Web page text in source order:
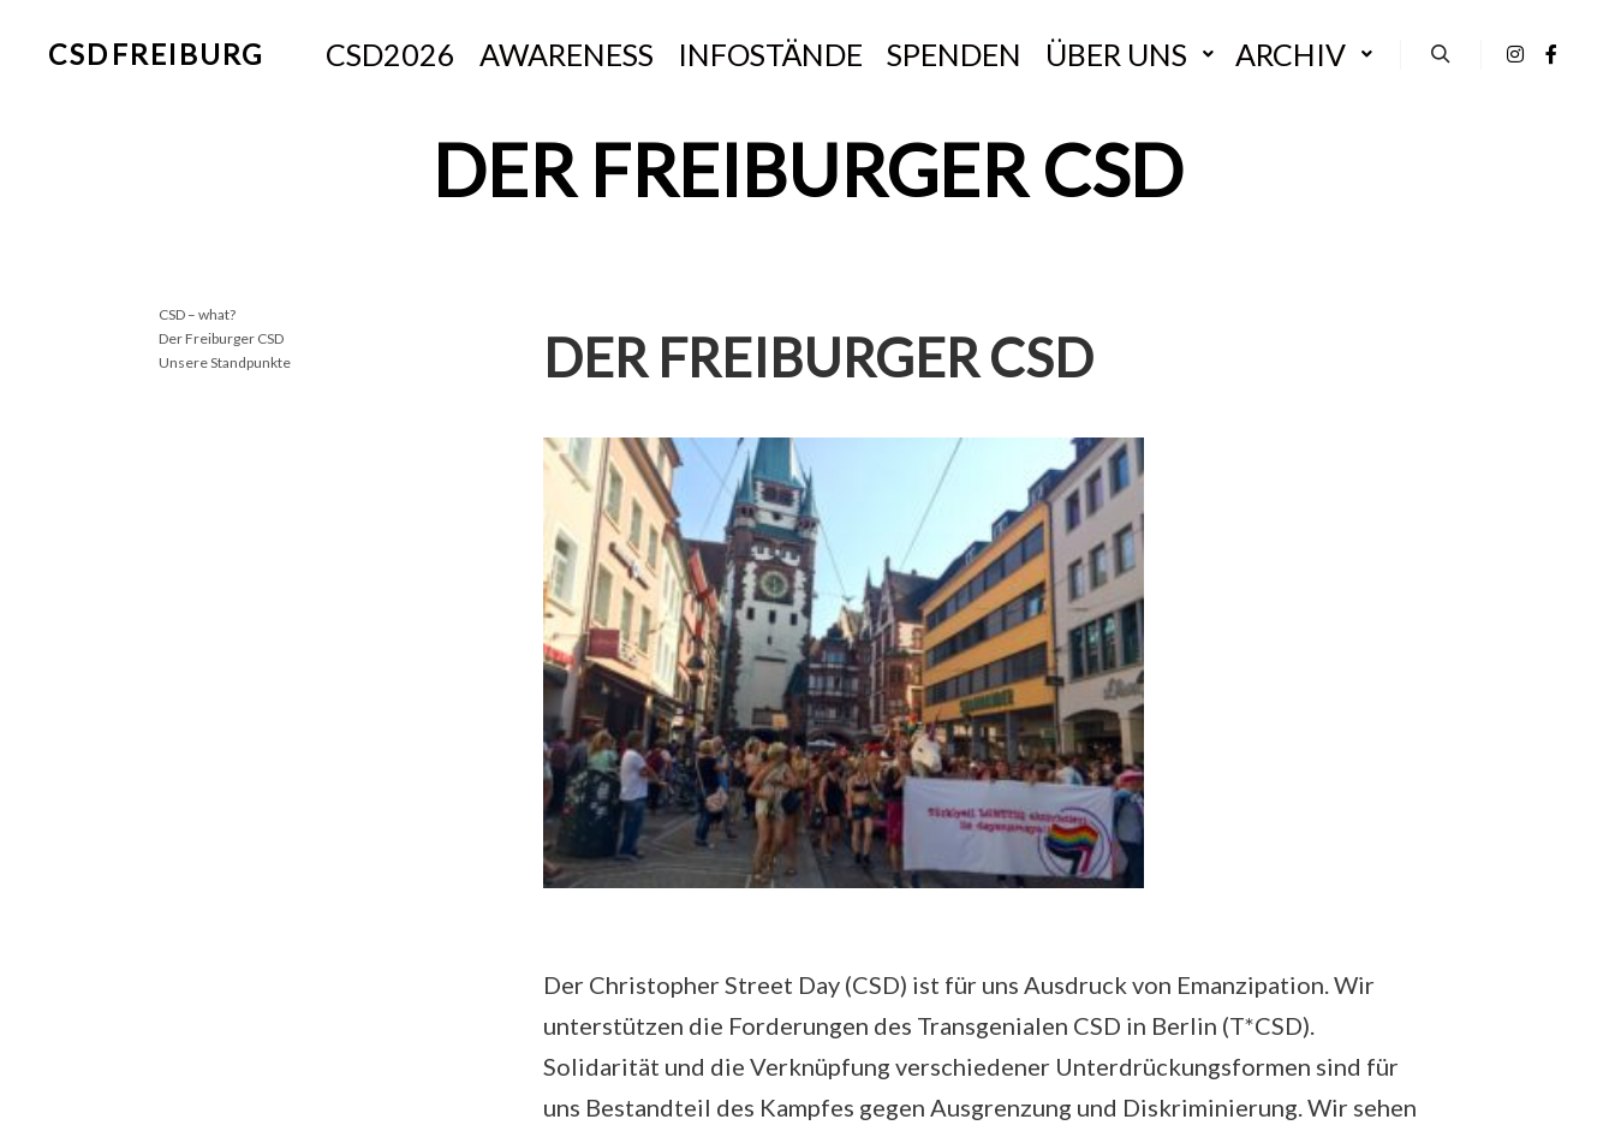
CSD FREIBURG CSD2026 AWARENESS INFOSTÄNDE SPENDEN ÜBER UNS ARCHIV
DER FREIBURGER CSD
DER FREIBURGER CSD
Der Christopher Street Day (CSD) ist für uns Ausdruck von Emanzipation. Wir
unterstützen die Forderungen des Transgenialen CSD in Berlin (T*CSD).
Solidarität und die Verknüpfung verschiedener Unterdrückungsformen sind für
uns Bestandteil des Kampfes gegen Ausgrenzung und Diskriminierung. Wir sehen
CSD – what?
Der Freiburger CSD
Unsere Standpunkte